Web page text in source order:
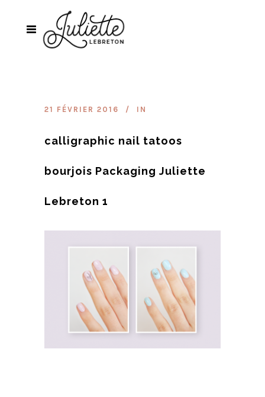
21 FÉVRIER 2016 IN
calligraphic nail tatoos
bourjois Packaging Juliette
Lebreton 1